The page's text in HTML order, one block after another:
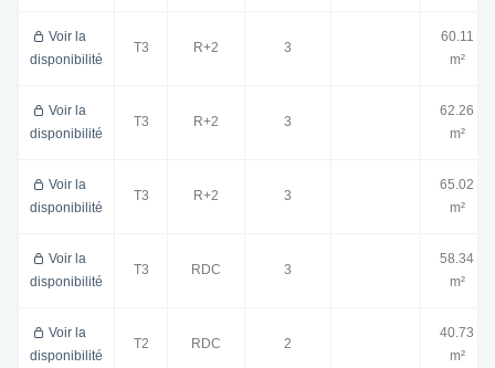
Voir la
disponibilité
T3 R+2 3
60.11
m²
Voir la
disponibilité
T3 R+2 3
62.26
m²
Voir la
disponibilité
T3 R+2 3
65.02
m²
Voir la
disponibilité
T3 RDC 3
58.34
m²
Voir la
disponibilité
T2 RDC 2
40.73
m²